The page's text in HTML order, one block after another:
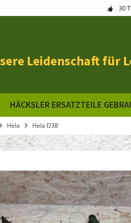
30
Leidenschaft für
HÄCKSLER ERSATZTEILE
Hela Hela D38